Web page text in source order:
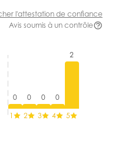
l'attestation de confiance
Avis soumis à un contrôle
0
1
0
2
0
3
0
4
2
5